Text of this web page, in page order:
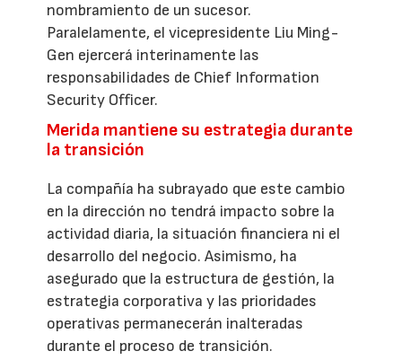
nombramiento de un sucesor.
Paralelamente, el vicepresidente Liu Ming-
Gen ejercerá interinamente las
responsabilidades de Chief Information
Security Officer.
Merida mantiene su estrategia durante
la transición
La compañía ha subrayado que este cambio
en la dirección no tendrá impacto sobre la
actividad diaria, la situación financiera ni el
desarrollo del negocio. Asimismo, ha
asegurado que la estructura de gestión, la
estrategia corporativa y las prioridades
operativas permanecerán inalteradas
durante el proceso de transición.